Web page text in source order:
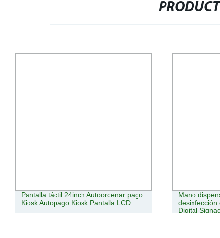
Mano dispensador automático de
desinfección de suelo de 21,5 pulgadas
Calle
Ice Cream